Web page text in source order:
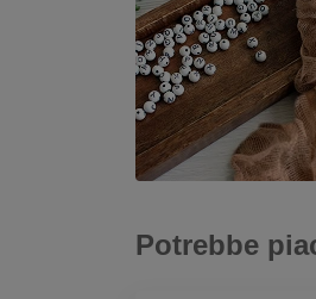
Potrebbe